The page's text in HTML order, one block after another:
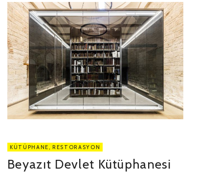
KÜTÜPHANE , RESTORASYON
Beyazıt Devlet Kütüphanesi